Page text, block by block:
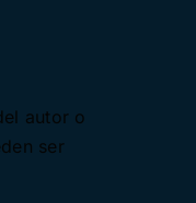
autor o
ser